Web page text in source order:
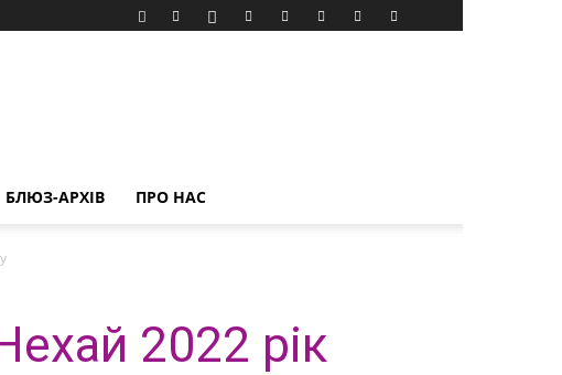
БЛЮЗ-АРХІВ ПРО НАС
2022 рік